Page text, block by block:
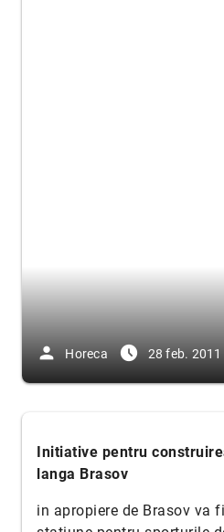
person Horeca access_time_filled 28 feb. 2011
Initiative pentru
langa Brasov
in apropiere de Brasov va